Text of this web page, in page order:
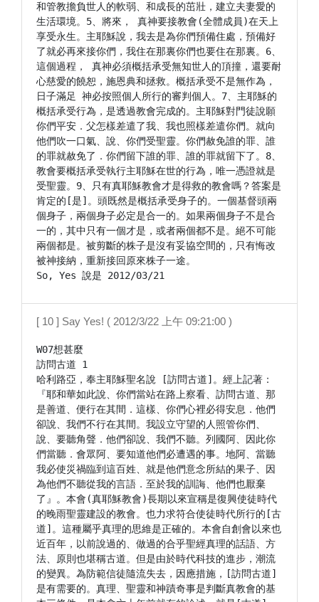
和管教擔負世人的軟弱、和成長的茁壯，建立夫妻愛的
生活環境。5、將來， 真神要接教會(全體成員)在天上
享受永生。主耶穌說，我去是為你們預備住處，預備好
了就必再來接你們，我住在那裏你們也要住在那裏。6、
這個過程， 真神必須概括承受無知世人的頂撞，還要耐
心慈愛的饒恕，施恩典和拯救。概括承受不是無作為，
日子滿足 神必按照個人所行的審判個人。7、主耶穌的
概括承受行為，是透過教會完成的。主耶穌對門徒說願
你們平安．父怎樣差遣了我、我也照樣差遣你們。就向
他們吹一口氣、說、你們受聖靈。你們赦免誰的罪、誰
的罪就赦免了．你們留下誰的罪、誰的罪就留下了。8、
教會要概括承受執行主耶穌在世的行為，唯一憑證就是
受聖靈。9、只有真耶穌教會才是得救的教會嗎？答案是
肯定的[是]。頭既然是概括承受身子的。一個基督頭兩
個身子，兩個身子必定是合一的。如果兩個身子不是合
一的，其中只有一個才是，或者兩個都不是。絕不可能
兩個都是。被剪斷的株子是沒有妥協空間的，只有悔改
被神接納，重新接回原來株子一途。
[ 10 ] Say Yes! ( 2012/3/22 上午 09:21:00 )
W07想甚麼
訪問古道 1
哈利路亞，奉主耶穌聖名說 [訪問古道]。經上記著：
『耶和華如此說、你們當站在路上察看、訪問古道、那
是善道、便行在其間．這樣、你們心裡必得安息．他們
卻說、我們不行在其間。我設立守望的人照管你們、
說、要聽角聲．他們卻說、我們不聽。列國阿、因此你
們當聽．會眾阿、要知道他們必遭遇的事。地阿、當聽
我必使災禍臨到這百姓、就是他們意念所結的果子、因
為他們不聽從我的言語．至於我的訓誨、他們也厭棄
了』。本會(真耶穌教會)長期以來宣稱是復興使徒時代
的晚雨聖靈建設的教會。也力求符合使徒時代所行的[古
道]。這種屬乎真理的思維是正確的。本會自創會以來也
近百年，以前說過的、做過的合乎聖經真理的話語、方
法、原則也堪稱古道。但是由於時代科技的進步，潮流
的變異。為防範信徒隨流失去，因應措施，[訪問古道]
是有需要的。真理、聖靈和神蹟奇事是判斷真教會的基